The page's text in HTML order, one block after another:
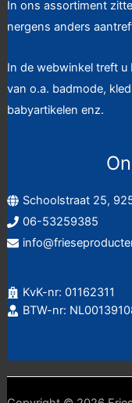
In ons assortiment
nergens anders
In de webwinkel treft u
van o.a. badmode,
babyartikelen enz.
Schoolstraat 25,
06-53259385
KvK-nr: 01162311
BTW-nr: